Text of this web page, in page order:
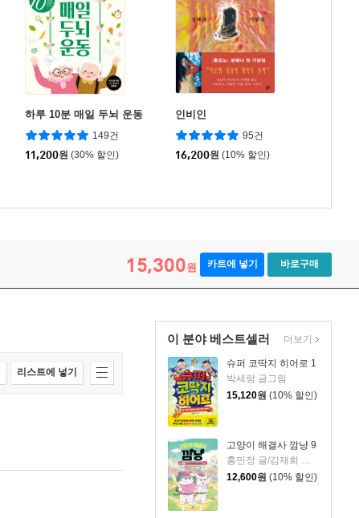
하루 10분 매일 두뇌 운동
149건
11,200원 (30% 할인)
인비인
95건
16,200원 (10% 할인)
15,300원 카트에 넣기 바로구매
이 분야 베스트셀러
슈퍼 코딱지 히어로 1
박세랑 글그림
15,120원 (10% 할인)
고양이 해결사 깜냥 9
홍민정 글/김재희 그림
12,600원 (10% 할인)
더보기
리스트에 넣기